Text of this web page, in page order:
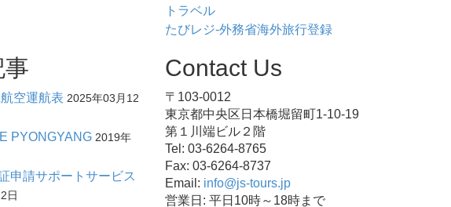
トラベル
たびレジ-外務省海外旅行登録
空運航表 2025年03月12
PYONGYANG 2019年
申請サポートサービス
日
Contact Us
〒103-0012
東京都中央区日本橋堀留町1-10-19
第１川端ビル２階
Tel: 03-6264-8765
Fax: 03-6264-8737
Email: info@js-tours.jp
営業日: 平日10時～18時まで